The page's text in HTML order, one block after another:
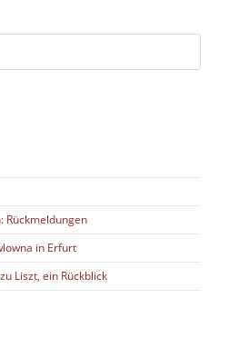
Rückmeldungen
in Erfurt
Liszt, ein Rückblick